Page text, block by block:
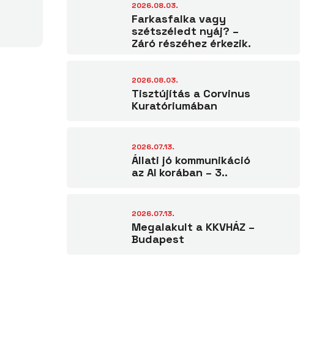
2026.08.03.
Farkasfalka vagy
szétszéledt nyáj? –
Záró részéhez érkezik.
2026.08.03.
Tisztújítás a Corvinus
Kuratóriumában
2026.07.13.
Állati jó kommunikáció
az AI korában – 3..
2026.07.13.
Megalakult a KKVHÁZ –
Budapest